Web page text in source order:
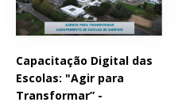
Capacitação Digital das
Escolas: "Agir para
Transformar” -